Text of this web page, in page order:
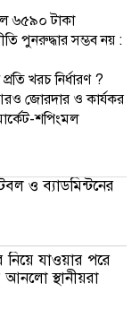
৬৫৯০ টাকা
পুনরুদ্ধার সম্ভব নয় :
খরচ নির্ধারণ ?
আরও জোরদার ও কার্যকর
শপিংমল
ও ব্যাডমিন্টনের
নিয়ে যাওয়ার পরে
স্থানীয়রা